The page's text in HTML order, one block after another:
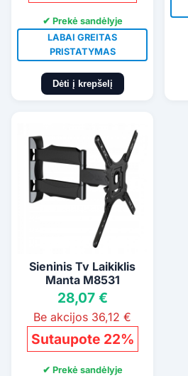
✔ Prekė sandėlyje
LABAI GREITAS
PRISTATYMAS
Dėti į krepšelį
Sieninis Tv Laikiklis
Manta M8531
28,07 €
Be akcijos 36,12 €
Sutaupote 22%
✔ Prekė sandėlyje